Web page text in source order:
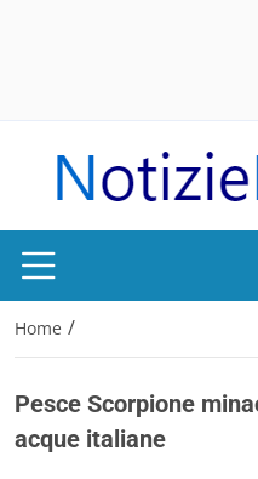
Home /
Pesce Scorpione
acque italiane